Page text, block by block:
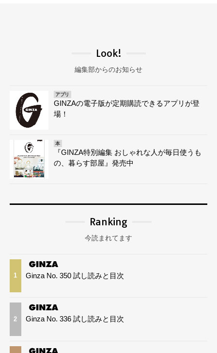
Look!
編集部からのお知らせ
アプリ
GINZAの電子版が定期購読できるアプリが登
場！
本
『GINZA特別編集 おしゃれな人が毎日使うも
の、暮らす部屋』発売中
Ranking
今読まれてます
1 Ginza No. 350 試し読みと目次
2 Ginza No. 336 試し読みと目次